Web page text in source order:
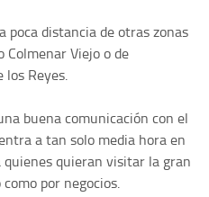
poca distancia de otras zonas
Viejo o de
los Reyes.
buena comunicación con el
a tan solo media hora en
quieran visitar la gran
por negocios.